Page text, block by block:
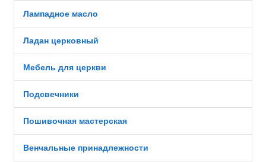
Лампадное масло
Ладан церковный
Мебель для церкви
Подсвечники
Пошивочная мастерская
Венчальные принадлежности